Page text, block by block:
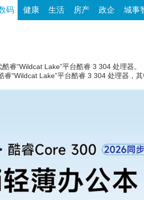
码 健康 生活 房产 政企 城事
睿“Wildcat Lake”平台酷睿 3 304 处理器。
Lake”平台酷睿 3 304 处理器，